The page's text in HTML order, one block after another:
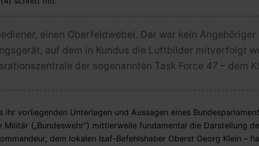
einen Oberfeldwebel. Der war kein Angehöriger
auf dem in Kundus die Luftbilder mitverfolgt
der sogenannten Task Force 47 – dem
ihr vorliegenden Unterlagen und Aussagen eines
(„Bundeswehr“) mittlerweile fundamental die Darstellung
dem lokalen Isaf-Befehlshaber Oberst Georg Klein –